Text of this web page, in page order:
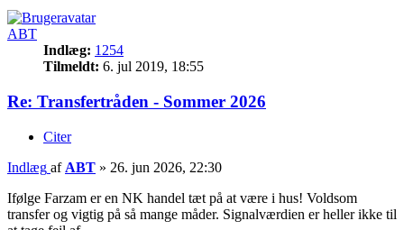
ABT
Indlæg: 1254
Tilmeldt: 6. jul 2019, 18:55
Re: Transfertråden - Sommer 2026
Citer
Indlæg af ABT » 26. jun 2026, 22:30
Ifølge Farzam er en NK handel tæt på at være i hus! Voldsom
transfer og vigtig på så mange måder. Signalværdien er heller ikke til